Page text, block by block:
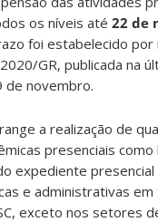
os níveis até22 de
foi estabelecido por
GR, publicada na
de novembro.
a realização de
presenciais como
expediente presencial
e administrativas em
exceto nos setores